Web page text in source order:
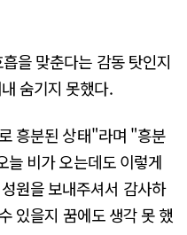
을 맞춘다는 감동 탓인지
숨기지 못했다.
흥분된 상태"라며 "흥분
늘 비가 오는데도 이렇게
원을 보내주셔서 감사하
있을지 꿈에도 생각 못 했